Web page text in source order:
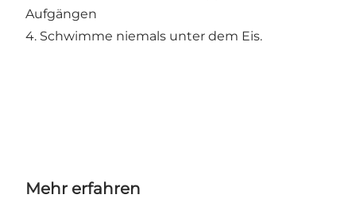
Aufgängen
4. Schwimme niemals unter dem Eis.
Mehr erfahren